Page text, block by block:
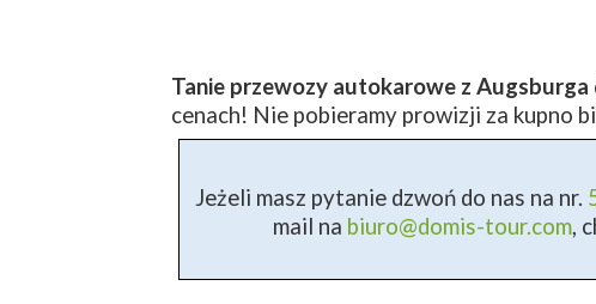
Tanie przewozy autokarowe z Augsburga
cenach! Nie pobieramy prowizji za kupno
Jeżeli masz pytanie dzwoń do nas na nr.
mail na biuro@domis-tour.com,